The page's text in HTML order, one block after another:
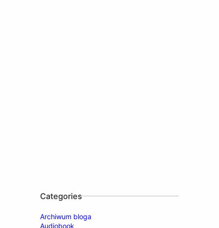
Categories
Archiwum bloga
Audiobook